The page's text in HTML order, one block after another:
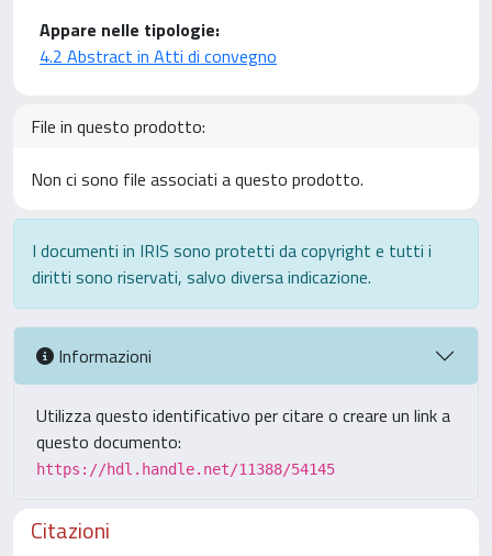
Appare nelle tipologie:
4.2 Abstract in Atti di convegno
File in questo prodotto:
Non ci sono file associati a questo prodotto.
I documenti in IRIS sono protetti da copyright e tutti i
diritti sono riservati, salvo diversa indicazione.
Informazioni
Utilizza questo identificativo per citare o creare un link a
questo documento:
https://hdl.handle.net/11388/54145
Citazioni